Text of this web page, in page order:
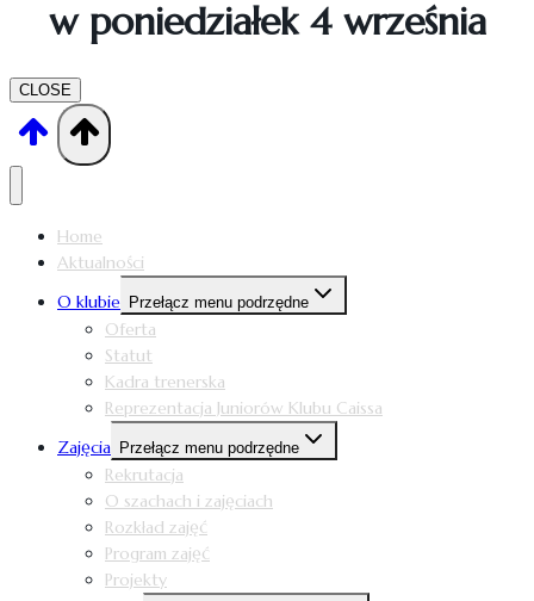
w poniedziałek 4 września
CLOSE
Home
Aktualności
O klubie Przełącz menu podrzędne
Oferta
Statut
Kadra trenerska
Reprezentacja Juniorów Klubu Caissa
Zajęcia Przełącz menu podrzędne
Rekrutacja
O szachach i zajęciach
Rozkład zajęć
Program zajęć
Projekty